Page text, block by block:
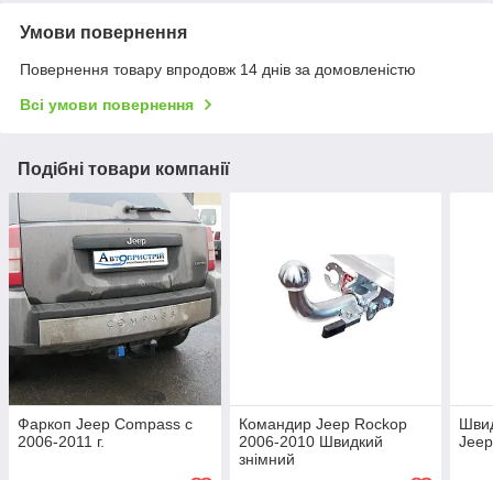
Умови повернення
Повернення товару впродовж 14 днів за домовленістю
Всі умови повернення
Подібні товари компанії
Фаркоп Jeep Compass с
2006-2011 г.
Командир Jeep Rockop
2006-2010 Швидкий
знімний